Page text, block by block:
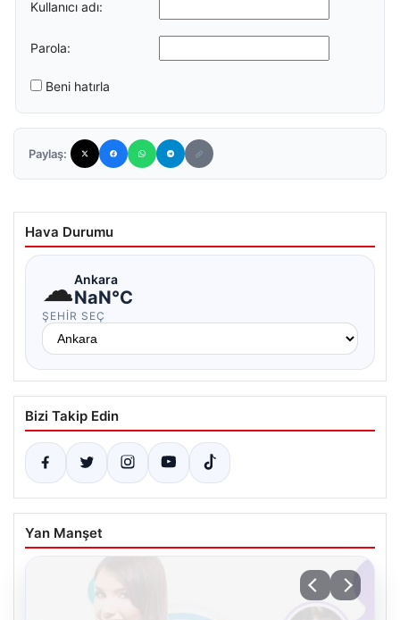
Kullanıcı adı:
Parola:
Beni hatırla
Paylaş:
Hava Durumu
☁Ankara
NaN°C
ŞEHIR SEÇ
Bizi Takip Edin
Yan Manşet